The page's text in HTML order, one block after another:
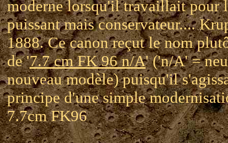
moderne lorsqu'il travaillait pour
puissant mais conservateur....
1888. Ce canon reçut le nom
de '7.7 cm FK 96 n/A' ('n/A' =
nouveau modèle) puisqu'il
principe d'une simple
7.7cm FK96